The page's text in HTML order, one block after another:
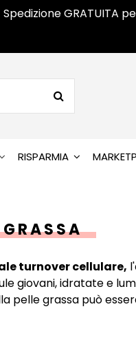
Spedizione GRATUITA
RISPARMIA
turnover cellulare,
giovani, idratate e
pelle grassa può
troppo frequente